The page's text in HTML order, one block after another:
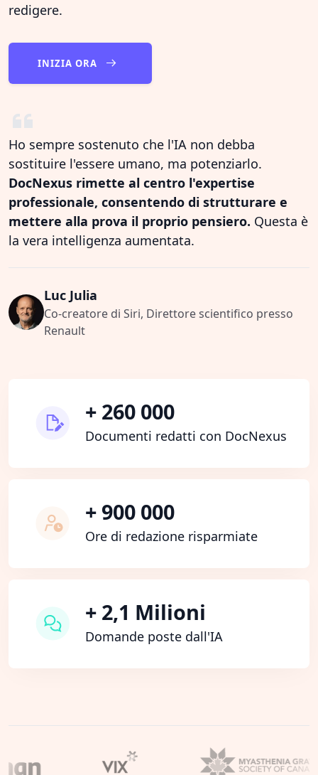
redigere.
INIZIA ORA
Ho sempre sostenuto che l'IA non debba
sostituire l'essere umano, ma potenziarlo.
DocNexus rimette al centro l'expertise
professionale, consentendo di strutturare e
mettere alla prova il proprio pensiero. Questa è
la vera intelligenza aumentata.
Luc Julia
Co-creatore di Siri, Direttore scientifico presso
Renault
+ 260 000
Documenti redatti con DocNexus
+ 900 000
Ore di redazione risparmiate
+ 2,1 Milioni
Domande poste dall'IA